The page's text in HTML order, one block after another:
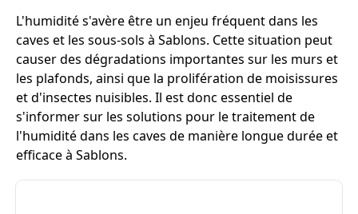
L'humidité s'avère être un enjeu fréquent dans les
caves et les sous-sols à Sablons. Cette situation peut
causer des dégradations importantes sur les murs et
les plafonds, ainsi que la prolifération de moisissures
et d'insectes nuisibles. Il est donc essentiel de
s'informer sur les solutions pour le traitement de
l'humidité dans les caves de manière longue durée et
efficace à Sablons.